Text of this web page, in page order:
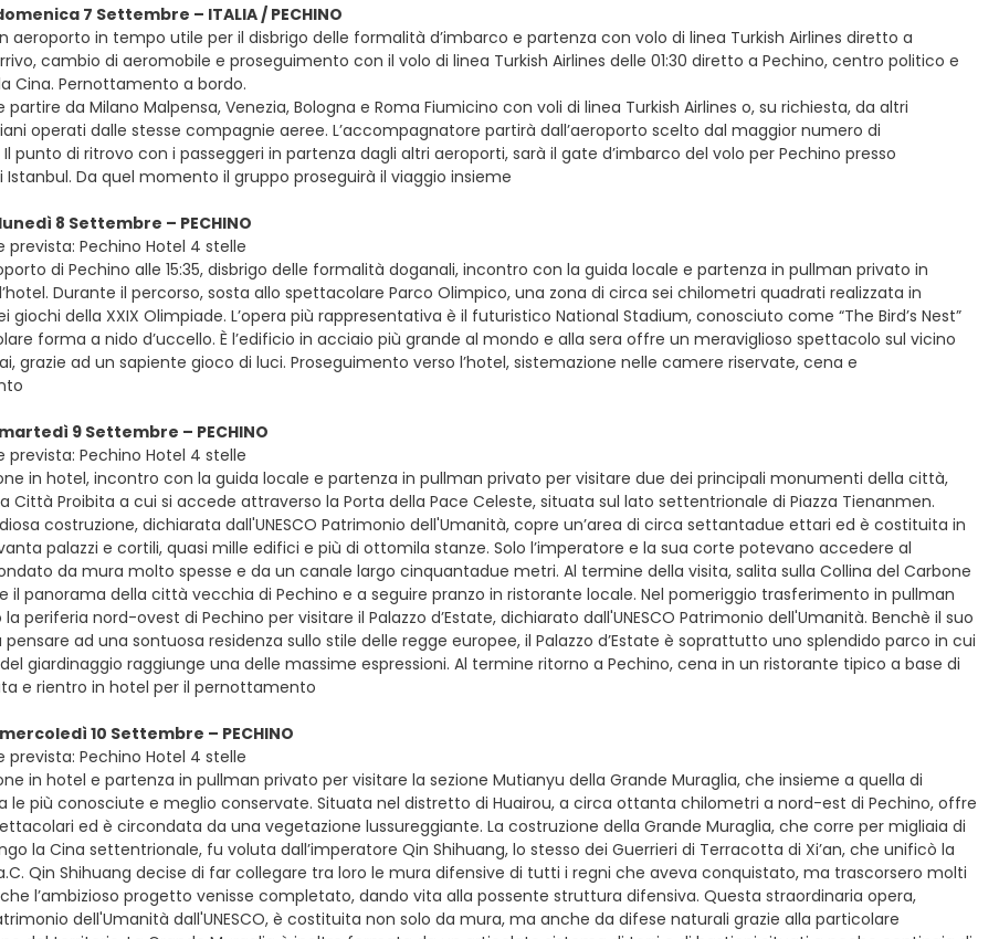
7 Settembre – ITALIA / PECHINO
aeroporto in tempo utile per il disbrigo delle formalità d’imbarco e partenza con volo di linea Turkish Airlines diretto a
cambio di aeromobile e proseguimento con il volo di linea Turkish Airlines delle 01:30 diretto a Pechino, centro politico e
Cina. Pernottamento a bordo.
partire da Milano Malpensa, Venezia, Bologna e Roma Fiumicino con voli di linea Turkish Airlines o, su richiesta, da altri
operati dalle stesse compagnie aeree. L’accompagnatore partirà dall’aeroporto scelto dal maggior numero di
punto di ritrovo con i passeggeri in partenza dagli altri aeroporti, sarà il gate d’imbarco del volo per Pechino presso
Istanbul. Da quel momento il gruppo proseguirà il viaggio insieme
8 Settembre – PECHINO
prevista: Pechino Hotel 4 stelle
di Pechino alle 15:35, disbrigo delle formalità doganali, incontro con la guida locale e partenza in pullman privato in
Durante il percorso, sosta allo spettacolare Parco Olimpico, una zona di circa sei chilometri quadrati realizzata in
giochi della XXIX Olimpiade. L’opera più rappresentativa è il futuristico National Stadium, conosciuto come “The Bird’s Nest”
forma a nido d’uccello. È l’edificio in acciaio più grande al mondo e alla sera offre un meraviglioso spettacolo sul vicino
grazie ad un sapiente gioco di luci. Proseguimento verso l’hotel, sistemazione nelle camere riservate, cena e
9 Settembre – PECHINO
prevista: Pechino Hotel 4 stelle
in hotel, incontro con la guida locale e partenza in pullman privato per visitare due dei principali monumenti della città,
Città Proibita a cui si accede attraverso la Porta della Pace Celeste, situata sul lato settentrionale di Piazza Tienanmen.
costruzione, dichiarata dall'UNESCO Patrimonio dell'Umanità, copre un’area di circa settantadue ettari ed è costituita in
palazzi e cortili, quasi mille edifici e più di ottomila stanze. Solo l’imperatore e la sua corte potevano accedere al
da mura molto spesse e da un canale largo cinquantadue metri. Al termine della visita, salita sulla Collina del Carbone
il panorama della città vecchia di Pechino e a seguire pranzo in ristorante locale. Nel pomeriggio trasferimento in pullman
periferia nord-ovest di Pechino per visitare il Palazzo d’Estate, dichiarato dall'UNESCO Patrimonio dell'Umanità. Benchè il suo
ad una sontuosa residenza sullo stile delle regge europee, il Palazzo d’Estate è soprattutto uno splendido parco in cui
giardinaggio raggiunge una delle massime espressioni. Al termine ritorno a Pechino, cena in un ristorante tipico a base di
e rientro in hotel per il pernottamento
10 Settembre – PECHINO
prevista: Pechino Hotel 4 stelle
in hotel e partenza in pullman privato per visitare la sezione Mutianyu della Grande Muraglia, che insieme a quella di
le più conosciute e meglio conservate. Situata nel distretto di Huairou, a circa ottanta chilometri a nord-est di Pechino, offre
ed è circondata da una vegetazione lussureggiante. La costruzione della Grande Muraglia, che corre per migliaia di
la Cina settentrionale, fu voluta dall’imperatore Qin Shihuang, lo stesso dei Guerrieri di Terracotta di Xi’an, che unificò la
Qin Shihuang decise di far collegare tra loro le mura difensive di tutti i regni che aveva conquistato, ma trascorsero molti
l’ambizioso progetto venisse completato, dando vita alla possente struttura difensiva. Questa straordinaria opera,
dell'Umanità dall'UNESCO, è costituita non solo da mura, ma anche da difese naturali grazie alla particolare